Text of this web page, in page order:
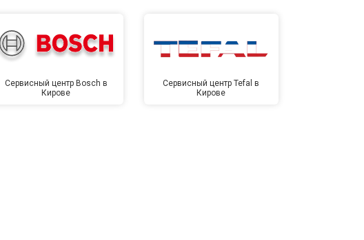
Сервисный центр Bosch в
Кирове
Сервисный центр Tefal в
Кирове